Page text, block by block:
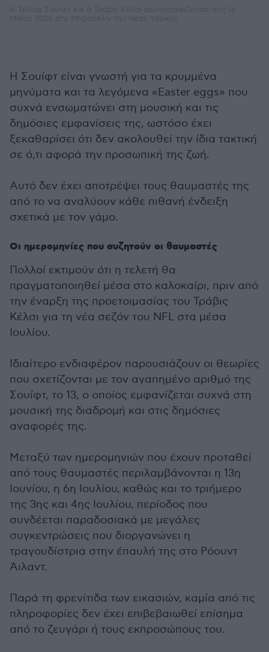
Η Σουίφτ είναι γνωστή για τα κρυμμένα
μηνύματα και τα λεγόμενα «Easter eggs» που
συχνά ενσωματώνει στη μουσική και τις
δημόσιες εμφανίσεις της, ωστόσο έχει
ξεκαθαρίσει ότι δεν ακολουθεί την ίδια τακτική
σε ό,τι αφορά την προσωπική της ζωή.
Αυτό δεν έχει αποτρέψει τους θαυμαστές της
από το να αναλύουν κάθε πιθανή ένδειξη
σχετικά με τον γάμο.
Οι ημερομηνίες που συζητούν οι θαυμαστές
Πολλοί εκτιμούν ότι η τελετή θα
πραγματοποιηθεί μέσα στο καλοκαίρι, πριν από
την έναρξη της προετοιμασίας του Τράβις
Κέλσι για τη νέα σεζόν του NFL στα μέσα
Ιουλίου.
Ιδιαίτερο ενδιαφέρον παρουσιάζουν οι θεωρίες
που σχετίζονται με τον αγαπημένο αριθμό της
Σουίφτ, το 13, ο οποίος εμφανίζεται συχνά στη
μουσική της διαδρομή και στις δημόσιες
αναφορές της.
Μεταξύ των ημερομηνιών που έχουν προταθεί
από τους θαυμαστές περιλαμβάνονται η 13η
Ιουνίου, η 6η Ιουλίου, καθώς και το τριήμερο
της 3ης και 4ης Ιουλίου, περίοδος που
συνδέεται παραδοσιακά με μεγάλες
συγκεντρώσεις που διοργανώνει η
τραγουδίστρια στην έπαυλή της στο Ρόουντ
Άιλαντ.
Παρά τη φρενίτιδα των εικασιών, καμία από τις
πληροφορίες δεν έχει επιβεβαιωθεί επίσημα
από το ζευγάρι ή τους εκπροσώπους του.